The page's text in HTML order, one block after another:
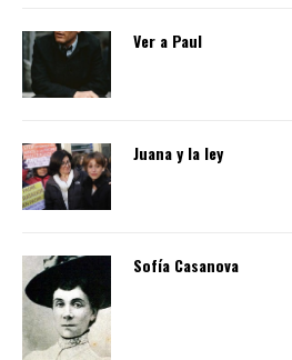
Ver a Paul
Juana y la ley
Sofía Casanova